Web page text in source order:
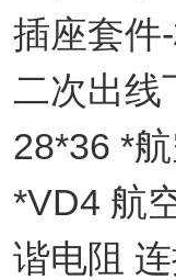
插座套件
二次出线
28*36 *
*VD4 航
谐电阻